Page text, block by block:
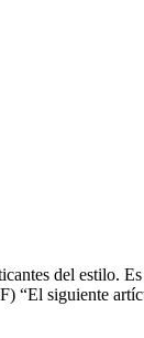
del estilo.
“El siguiente